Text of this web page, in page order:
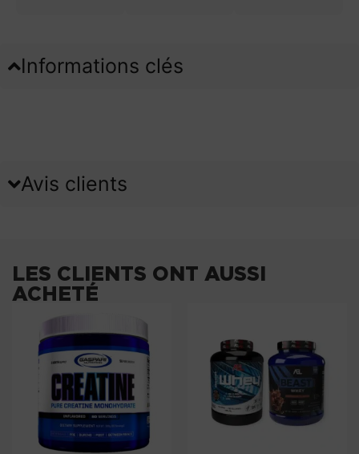
Informations clés
Avis clients
LES CLIENTS ONT AUSSI
ACHETÉ